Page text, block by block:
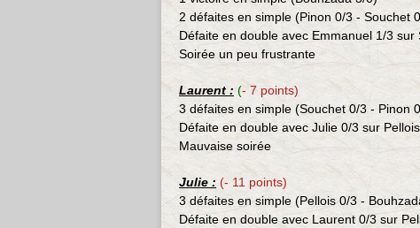
2 défaites en simple (Pinon 0/3 - Souchet
Défaite en double avec Emmanuel 1/3 sur
Soirée un peu frustrante
Laurent : (- 7 points)
3 défaites en simple (Souchet 0/3 - Pinon
Défaite en double avec Julie 0/3 sur
Mauvaise soirée
Julie : (- 11 points)
3 défaites en simple (Pellois 0/3 -
Défaite en double avec Laurent 0/3 sur